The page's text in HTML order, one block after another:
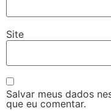
Site
Salvar meus dados
que eu comentar.